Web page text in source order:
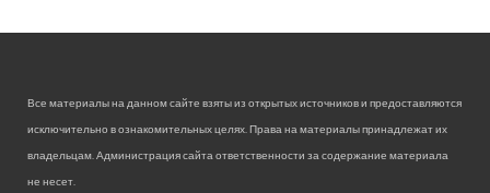
Все материалы на данном сайте взяты из открытых источников и предоставляются
исключительно в ознакомительных целях. Права на материалы принадлежат их
владельцам. Администрация сайта ответственности за содержание материала
не несет.